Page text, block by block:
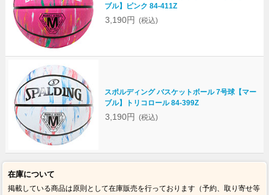
ブル】ピンク 84-411Z
3,190円 (税込)
スポルディング バスケットボール 7号球【マー
ブル】トリコロール 84-399Z
3,190円 (税込)
在庫について
掲載している商品は原則として在庫販売を行っております（予約、取り寄せ等